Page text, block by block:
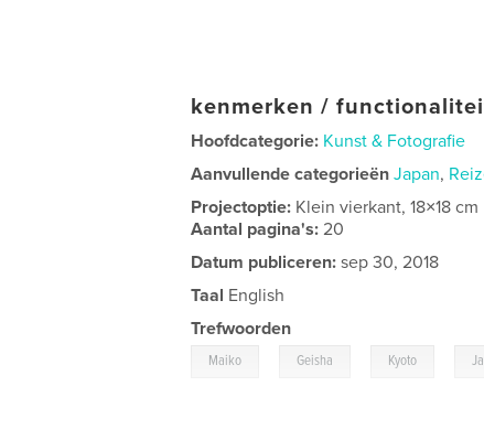
kenmerken /
Hoofdcategorie: Kunst & Fotografie
Aanvullende categorieën Japan,
Projectoptie: Klein vierkant, 18×18 cm
Aantal pagina's:20
Datum publiceren: sep 30, 2018
Taal English
Trefwoorden
Maiko Geisha Kyoto